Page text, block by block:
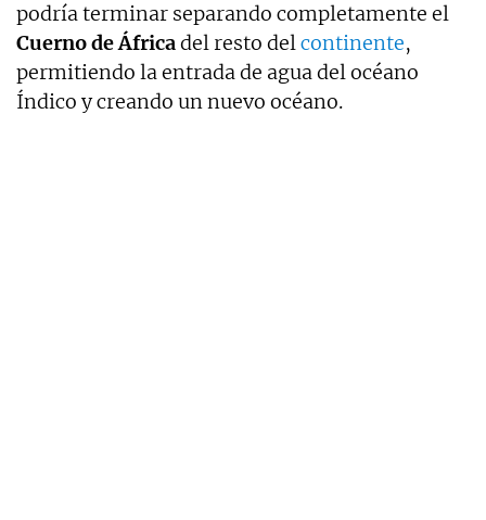
podría terminar separando completamente el
Cuerno de Áfricadel resto delcontinente,
permitiendo la entrada de agua del océano
Índico y creando un nuevo océano.